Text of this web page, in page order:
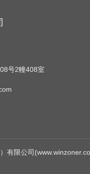
号2幢408室
有限公司